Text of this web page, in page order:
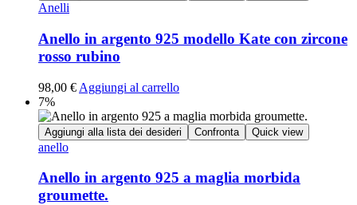
Anelli
Anello in argento 925 modello Kate con zircone
rosso rubino
98,00 € Aggiungi al carrello
7%
Aggiungi alla lista dei desideri Confronta Quick view
anello
Anello in argento 925 a maglia morbida
groumette.